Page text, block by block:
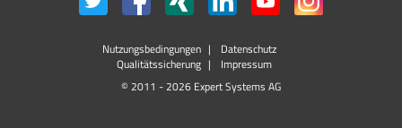
Nutzungsbedingungen
Datenschutz
Qualitätssicherung
Impressum
© 2011 - 2026 Expert Systems AG